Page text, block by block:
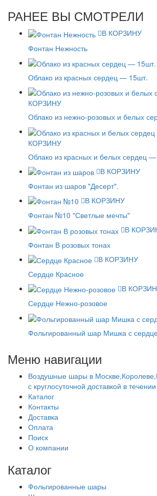
РАНЕЕ ВЫ СМОТРЕЛИ
В КОРЗИНУ
Фонтан Нежность
Облако из красных сердец — 15шт.
КОРЗИНУ
Облако из нежно-розовых и белых
КОРЗИНУ
Облако из красных и белых сердец
В КОРЗИНУ
Фонтан из шаров "Десерт".
В КОРЗИНУ
Фонтан №10 "Светлые мечты"
В
Фонтан В розовых тонах
В КОРЗИНУ
Сердце Красное
В
Сердце Нежно-розовое
Фольгированный шар Мишка с
Меню навигации
Воздушные шары в
с круглосуточной доставкой в
Каталог
Контакты
Доставка
Оплата
Поиск
О компании
Каталог
Фольгированные шары